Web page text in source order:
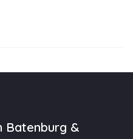
Batenburg &